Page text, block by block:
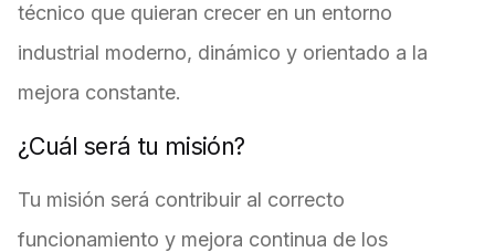
técnico que quieran crecer en un entorno
industrial moderno, dinámico y orientado a la
mejora constante.
¿Cuál será tu misión?
Tu misión será contribuir al correcto
funcionamiento y mejora continua de los